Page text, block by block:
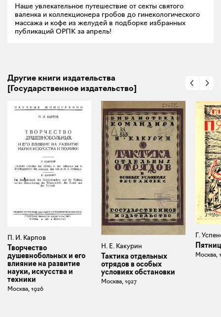
Наше увлекательное путешествие от секты святого
валенка и коллекционера гробов до гинекологического
массажа и кофе из желудей в подборке избранных
публикаций ОРПК за апрель!
Другие книги издательства
[Государственное издательство]
П. И. Карпов
Творчество
душевнобольных и его
влияние на развитие
науки, искусства и
техники
Москва, 1926
Н. Е. Какурин
Тактика отдельных
отрядов в особых
условиях обстановки
Москва, 1927
Г.
Москва,